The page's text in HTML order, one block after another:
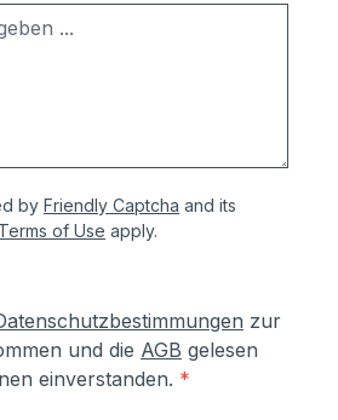
by Friendly Captcha and its
Terms of Use apply.
zur
und die AGB gelesen
einverstanden. *